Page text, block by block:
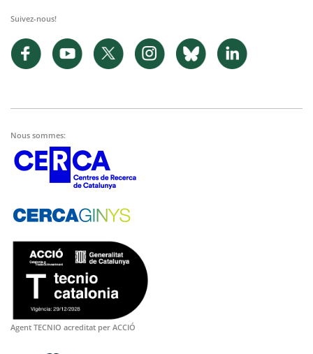
Suivez-nous!
Nous sommes:
Agent TECNIO acreditat per ACCIÓ